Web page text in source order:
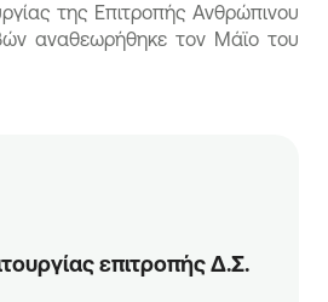
της Επιτροπής Ανθρώπινου
αναθεωρήθηκε τον Μάϊο του
επιτροπής Δ.Σ.